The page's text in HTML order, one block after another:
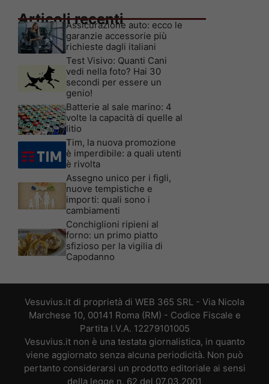
Articoli recenti
Assicurazione auto: ecco le
garanzie accessorie più
richieste dagli italiani
Test Visivo: Quanti Cani
vedi nella foto? Hai 30
secondi per essere un
genio!
Batterie al sale marino: 4
volte la capacità di quelle al
litio
Tim, la nuova promozione
è imperdibile: a quali utenti
è rivolta
Assegno unico per i figli,
nuove tempistiche e
importi: quali sono i
cambiamenti
Conchiglioni ripieni al
forno: un primo piatto
sfizioso per la vigilia di
Capodanno
Vesuvius.it di proprietà di WEB 365 SRL - Via Nicola
Marchese 10, 00141 Roma (RM) - Codice Fiscale e
Partita I.V.A. 12279101005
Vesuvius.it non è una testata giornalistica, in quanto
viene aggiornato senza alcuna periodicità. Non può
pertanto considerarsi un prodotto editoriale ai sensi
della legge n. 62 del 07.03.2001